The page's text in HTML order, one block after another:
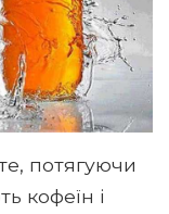
потягуючи
кофеїн і